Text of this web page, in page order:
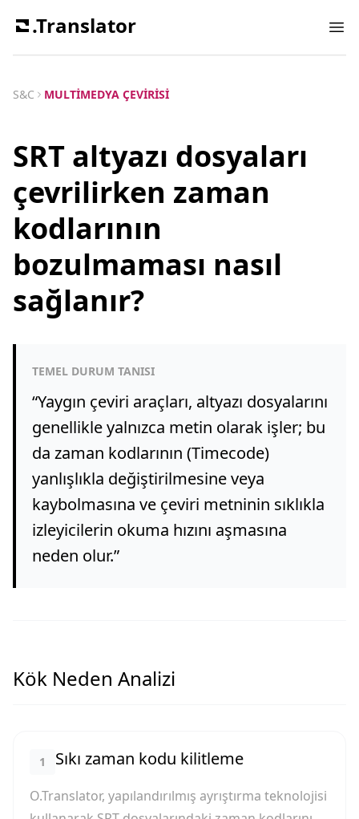
.Translator
S&C MULTIMEDYA ÇEVIRISI
SRT altyazı dosyaları
çevrilirken zaman
kodlarının
bozulmaması nasıl
sağlanır?
TEMEL DURUM TANISI
“Yaygın çeviri araçları, altyazı dosyalarını
genellikle yalnızca metin olarak işler; bu
da zaman kodlarının (Timecode)
yanlışlıkla değiştirilmesine veya
kaybolmasına ve çeviri metninin sıklıkla
izleyicilerin okuma hızını aşmasına
neden olur.”
Kök Neden Analizi
1 Sıkı zaman kodu kilitleme
O.Translator, yapılandırılmış ayrıştırma teknolojisi